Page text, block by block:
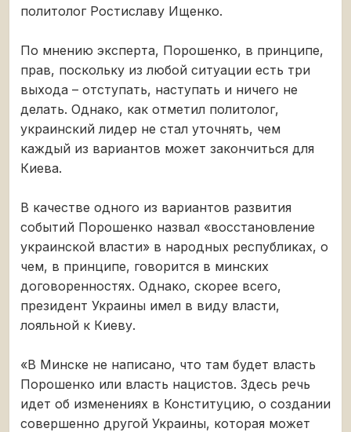
политолог Ростиславу Ищенко.
По мнению эксперта, Порошенко, в принципе,
прав, поскольку из любой ситуации есть три
выхода – отступать, наступать и ничего не
делать. Однако, как отметил политолог,
украинский лидер не стал уточнять, чем
каждый из вариантов может закончиться для
Киева.
В качестве одного из вариантов развития
событий Порошенко назвал «восстановление
украинской власти» в народных республиках, о
чем, в принципе, говорится в минских
договоренностях. Однако, скорее всего,
президент Украины имел в виду власти,
лояльной к Киеву.
«В Минске не написано, что там будет власть
Порошенко или власть нацистов. Здесь речь
идет об изменениях в Конституцию, о создании
совершенно другой Украины, которая может